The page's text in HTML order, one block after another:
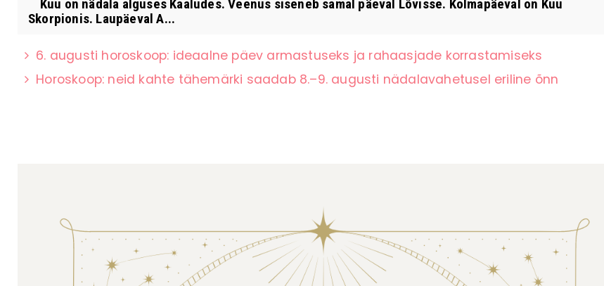
Kuu on nädala alguses Kaaludes. Veenus siseneb samal päeval Lõvisse. Kolmapäeval on Kuu
Skorpionis. Laupäeval A...
6. augusti horoskoop: ideaalne päev armastuseks ja rahaasjade korrastamiseks
Horoskoop: neid kahte tähemärki saadab 8.–9. augusti nädalavahetusel eriline õnn